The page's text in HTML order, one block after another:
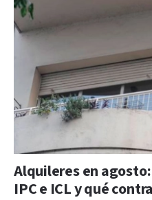
Alquileres en
IPC e ICL y qué